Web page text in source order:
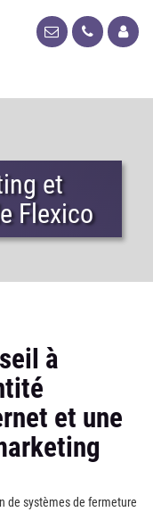
et
Flexico
à
et une
de systèmes de fermeture